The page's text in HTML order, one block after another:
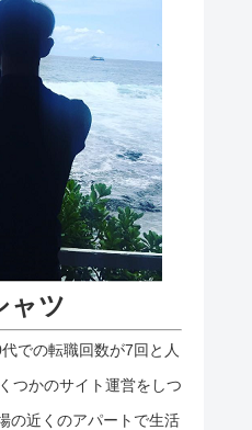
ャツ
での転職回数が7回と人
つかのサイト運営をしつ
の近くのアパートで生活